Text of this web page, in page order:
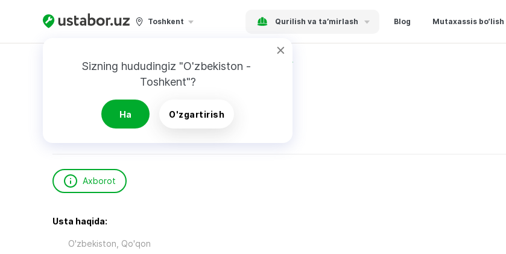
Toshkent Qurilish va ta’mirlash Blog Mutaxassis bo‘lish
Sizning hududingiz "O'zbekiston -
Toshkent"?
Ha O'zgartirish
Bosh sahifa Qurilish va ta’mirlash Abdurahimov I.
Axborot
Usta haqida:
O'zbekiston, Qo'qon